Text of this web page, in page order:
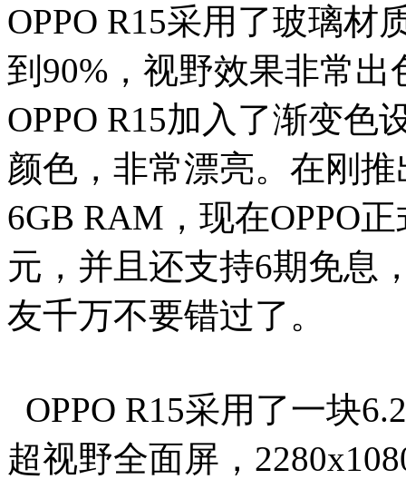
OPPO R15采用了玻璃材
到90%，视野效果非常
OPPO R15加入了渐变色
颜色，非常漂亮。在刚推
6GB RAM，现在OPPO
元，并且还支持6期免息
友千万不要错过了。
OPPO R15采用了一块
超视野全面屏，